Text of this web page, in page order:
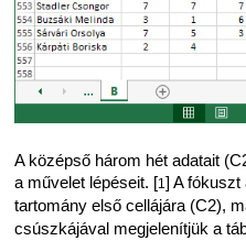
A középső három hét adatait
a művelet lépéseit. [1] A fókuszt
tartomány első cellájára (C2),
csúszkájával megjelenítjük a